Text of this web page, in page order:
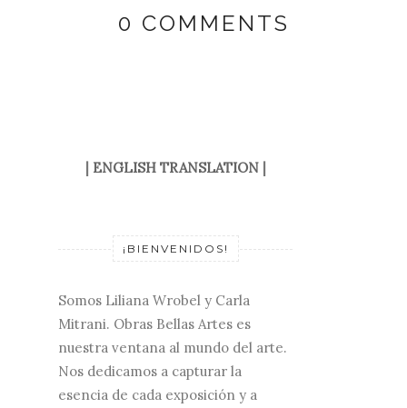
0 COMMENTS
| ENGLISH TRANSLATION|
¡BIENVENIDOS!
Somos Liliana Wrobel y Carla
Mitrani. Obras Bellas Artes es
nuestra ventana al mundo del arte.
Nos dedicamos a capturar la
esencia de cada exposición y a